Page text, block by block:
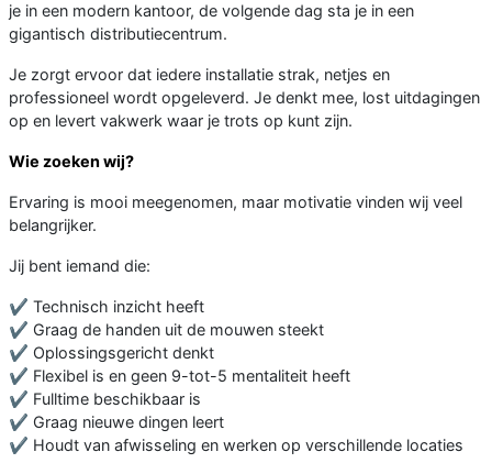
je in een modern kantoor, de volgende dag sta je in een
gigantisch distributiecentrum.
Je zorgt ervoor dat iedere installatie strak, netjes en
professioneel wordt opgeleverd. Je denkt mee, lost uitdagingen
op en levert vakwerk waar je trots op kunt zijn.
Wie zoeken wij?
Ervaring is mooi meegenomen, maar motivatie vinden wij veel
belangrijker.
Jij bent iemand die:
✔ Technisch inzicht heeft
✔ Graag de handen uit de mouwen steekt
✔ Oplossingsgericht denkt
✔ Flexibel is en geen 9-tot-5 mentaliteit heeft
✔ Fulltime beschikbaar is
✔ Graag nieuwe dingen leert
✔ Houdt van afwisseling en werken op verschillende locaties